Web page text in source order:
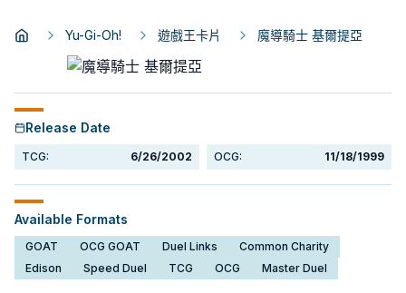
Yu-Gi-Oh! 遊戲王卡片 魔導騎士 基爾提亞
Release Date
TCG: 6/26/2002 OCG: 11/18/1999
Available Formats
GOAT OCG GOAT Duel Links
Common Charity
Edison
Speed Duel TCG OCG Master Duel